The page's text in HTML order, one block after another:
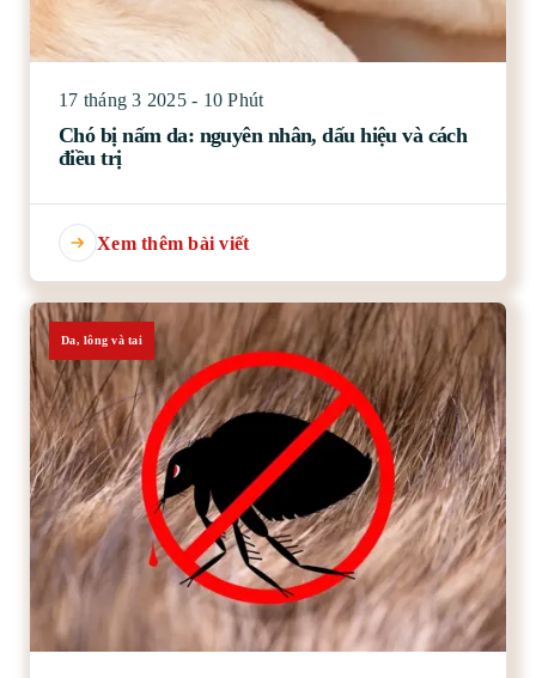
17 tháng 3 2025 - 10 Phút
Chó bị nấm da: nguyên nhân, dấu hiệu và cách
điều trị
Xem thêm bài viết
Da, lông và tai